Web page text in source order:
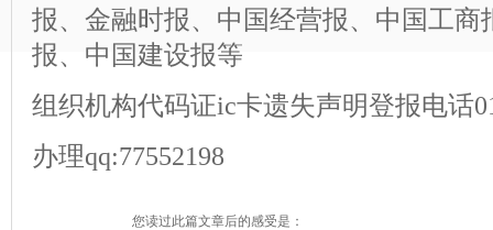
报、 金融时报、中国经营报、中国工
报、中国建设报等
组织机构代码证ic卡遗失声明登报电话
办理qq:77552198
您读过此篇文章后的感受是：